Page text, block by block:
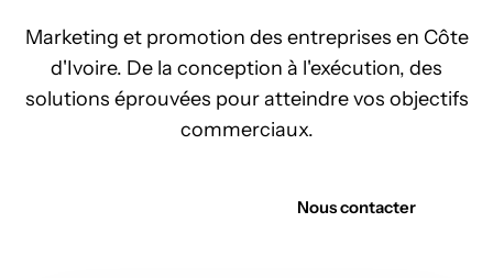
Marketing et promotion des entreprises en Côte
d'Ivoire. De la conception à l'exécution, des
solutions éprouvées pour atteindre vos objectifs
commerciaux.
Nous contacter